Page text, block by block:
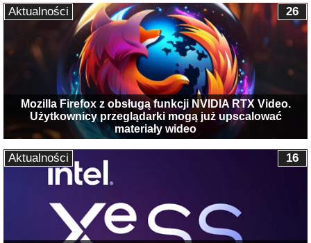
Mozilla Firefox z obsługą funkcji NVIDIA RTX Video.
Użytkownicy przeglądarki mogą już upscalować
materiały wideo
26
Aktualności
16
Aktualności